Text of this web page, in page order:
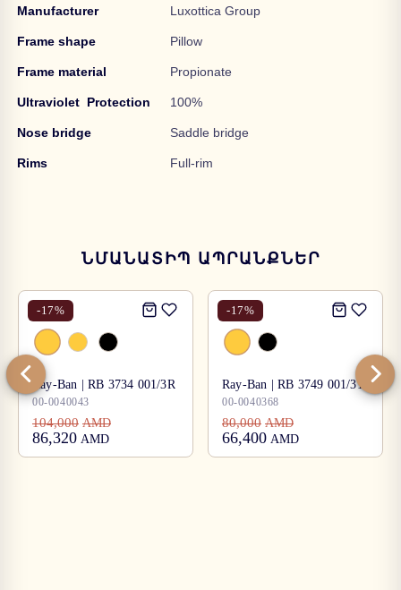
Manufacturer Luxottica Group
Frame shape Pillow
Frame material Propionate
Ultraviolet Protection 100%
Nose bridge Saddle bridge
Rims Full-rim
ՆՄԱՆԱՏԻՊ ԱՊՐԱՆՔՆԵՐ
-17%
Ray-Ban | RB 3734 001/3R
00-0040043
104,000 AMD
86,320 AMD
-17%
Ray-Ban | RB 3749 001/31
00-0040368
80,000 AMD
66,400 AMD